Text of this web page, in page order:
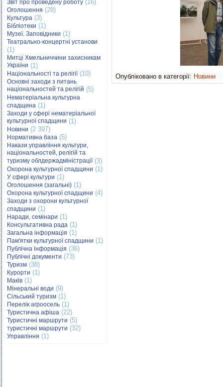
Звіт про проведену роботу (16)
Оголошення (28)
Культура (3)
Бібліотеки (1)
Музеї. Заповідники (1)
Театрально-концертні установи
(1)
Митці Хмельниччини захисникам
України (1)
Національності та релігії(10)
Основні заходи з питань
національностей та релігій (5)
Нематеріальна культурна
спадщина (1)
Заходи у сфері нематеріальної
культурної спадщини (1)
Новини (2 397)
Нормативна база (5)
Накази управління культури,
національностей, релігій та
туризму облдержадміністрації(3)
Охорона культурної спадщини (1)
У сфері культури (1)
Оголошення (загальні) (1)
Охорона культурної спадщини (4)
Заходи з охорони культурної
спадщини (1)
Наради, семінари (1)
Консультативна рада (1)
Загальна інформація (1)
Пам'ятки культурної спадщини (1)
Публічна інформація (36)
Публічні документи (73)
Туризм (38)
Курорти (1)
Маків (1)
Мінеральні води (9)
Сільський туризм (1)
Перелік агроосель (1)
Туристична афіша (22)
Туристичні маршрути (5)
туристичні маршрути (32)
Управління (1)
Опубліковано в категорії: Новини